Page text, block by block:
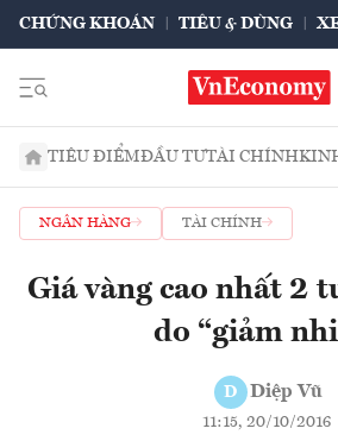
CHỨNG KHOÁN TIÊU & DÙNG
TIÊU ĐIỂMĐẦU TƯTÀI CHÍNH
NGÂN HÀNG TÀI CHÍNH
Giá vàng cao nhất 2
do “giảm
D Diệp Vũ
11:15, 20/10/2016